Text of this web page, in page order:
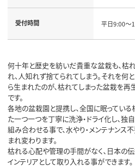
受付時間 平日9:00～
何十年と歴史を紡いだ貴重な盆栽も、枯
れ、人知れず捨てられてしまう。それを何
ら生まれたのが、枯れてしまった盆栽を再
です。
各地の盆栽園と提携し、全国に眠ってい
た一つ一つを丁寧に洗浄・ドライ化し、
組み合わせる事で、水やり・メンテナンス
まれ変わります。
枯れる心配や管理の手間がなく、日本の
インテリアとして取り入れる事ができます。